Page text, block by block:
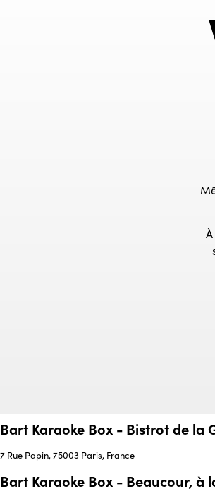
Bart Karaoke Box - Bistrot de la
7 Rue Papin, 75003 Paris, France
Bart Karaoke Box - Beaucour, à